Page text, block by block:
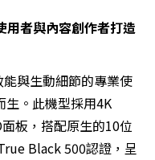
用者與內容創作者打造
與生動細節的專業使
生。此機型採用4K
板，搭配原生的10位
Black 500認證，呈